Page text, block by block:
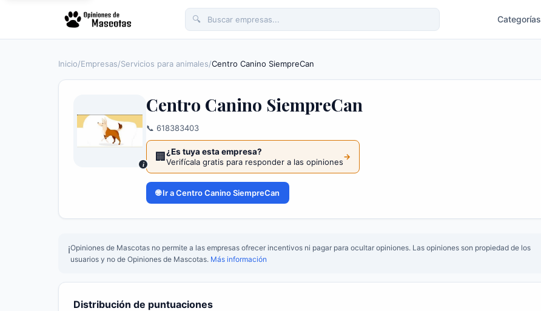
🔍 Categorías
Inicio/Empresas/Servicios para animales/Centro Canino SiempreCan
i
Centro Canino SiempreCan
📞 618383403
🏢¿Es tuya esta empresa?
Verifícala gratis para responder a las opiniones
→
🌐 Ir a Centro Canino SiempreCan
ℹ️Opiniones de Mascotas no permite a las empresas ofrecer incentivos ni pagar para ocultar opiniones. Las opiniones son propiedad de los
usuarios y no de Opiniones de Mascotas. Más información
Distribución de puntuaciones